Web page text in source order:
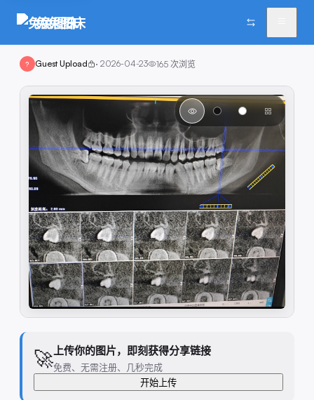
兔兔图床
? Guest Upload · 2026-04-23 165 次浏览
🚀上传你的图片，即刻获得分享链接
免费、无需注册、几秒完成
开始上传